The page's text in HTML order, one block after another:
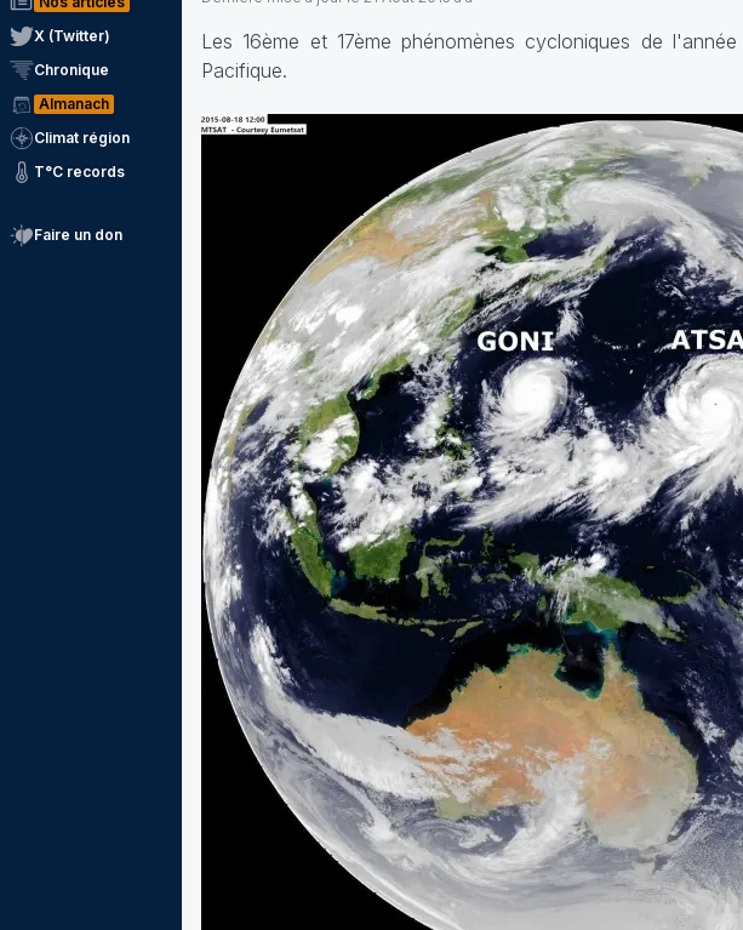
X (Twitter)
Chronique
Almanach
Climat région
T°C records
Faire un don
Les 16ème et 17ème phénomènes cycloniques de
Pacifique.